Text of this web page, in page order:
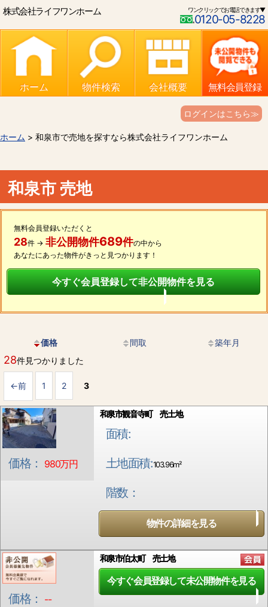
株式会社ライフワンホーム ワンクリックでお電話できます▼
0120-05-8228
ホーム 物件検索 会社概要 無料会員登録
ログインはこちら≫
ホーム > 和泉市で売地を探すなら株式会社ライフワンホーム
和泉市 売地
無料会員登録いただくと
28件 → 非公開物件689件の中から
あなたにあった物件がきっと見つかります！
今すぐ会員登録して非公開物件を見る
価格 間取 築年月
28件見つかりました
←前 1 2 3
価格： 980万円
和泉市観音寺町 売土地
面積:
土地面積:103.96m²
階数：
物件の詳細を見る
価格： --
和泉市伯太町 売土地
今すぐ会員登録して未公開物件を見る